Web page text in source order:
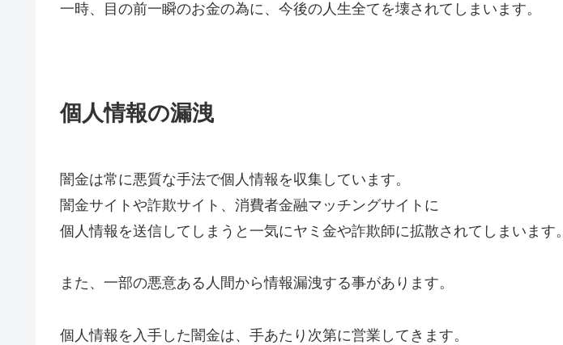
一時、目の前一瞬のお金の為に、今後の人生全てを壊されてしまいます。
個人情報の漏洩
闇金は常に悪質な手法で個人情報を収集しています。
闇金サイトや詐欺サイト、消費者金融マッチングサイトに
個人情報を送信してしまうと一気にヤミ金や詐欺師に拡散されてしまいます。
また、一部の悪意ある人間から情報漏洩する事があります。
個人情報を入手した闇金は、手あたり次第に営業してきます。